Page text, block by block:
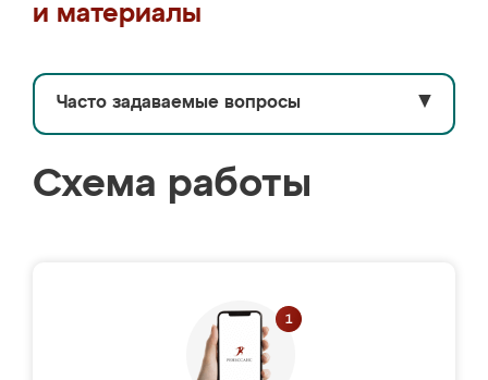
и материалы
Часто задаваемые вопросы ▼
Схема работы